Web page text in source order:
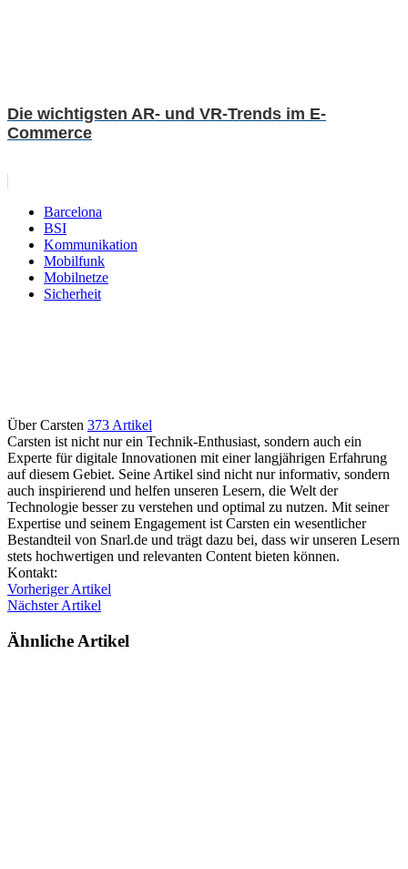
Die wichtigsten AR- und VR-Trends im E-
Commerce
Barcelona
BSI
Kommunikation
Mobilfunk
Mobilnetze
Sicherheit
Über Carsten 373 Artikel
Carsten ist nicht nur ein Technik-Enthusiast, sondern auch ein
Experte für digitale Innovationen mit einer langjährigen Erfahrung
auf diesem Gebiet. Seine Artikel sind nicht nur informativ, sondern
auch inspirierend und helfen unseren Lesern, die Welt der
Technologie besser zu verstehen und optimal zu nutzen. Mit seiner
Expertise und seinem Engagement ist Carsten ein wesentlicher
Bestandteil von Snarl.de und trägt dazu bei, dass wir unseren Lesern
stets hochwertigen und relevanten Content bieten können.
Kontakt:
Vorheriger Artikel
Nächster Artikel
Ähnliche Artikel